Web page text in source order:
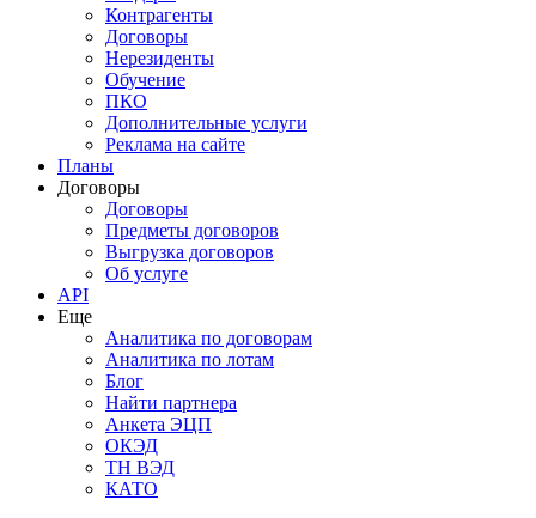
Контрагенты
Договоры
Нерезиденты
Обучение
ПКО
Дополнительные услуги
Реклама на сайте
Планы
Договоры
Договоры
Предметы договоров
Выгрузка договоров
Об услуге
API
Еще
Аналитика по договорам
Аналитика по лотам
Блог
Найти партнера
Анкета ЭЦП
ОКЭД
ТН ВЭД
КАТО